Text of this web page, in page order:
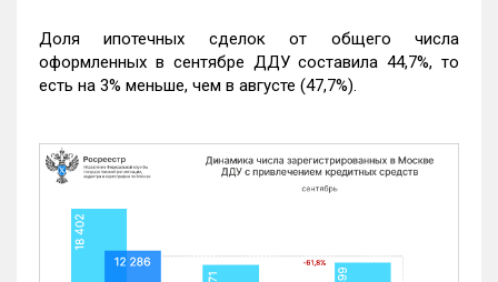
Доля ипотечных сделок от общего числа
оформленных в сентябре ДДУ составила 44,7%, то
есть на 3% меньше, чем в августе (47,7%).